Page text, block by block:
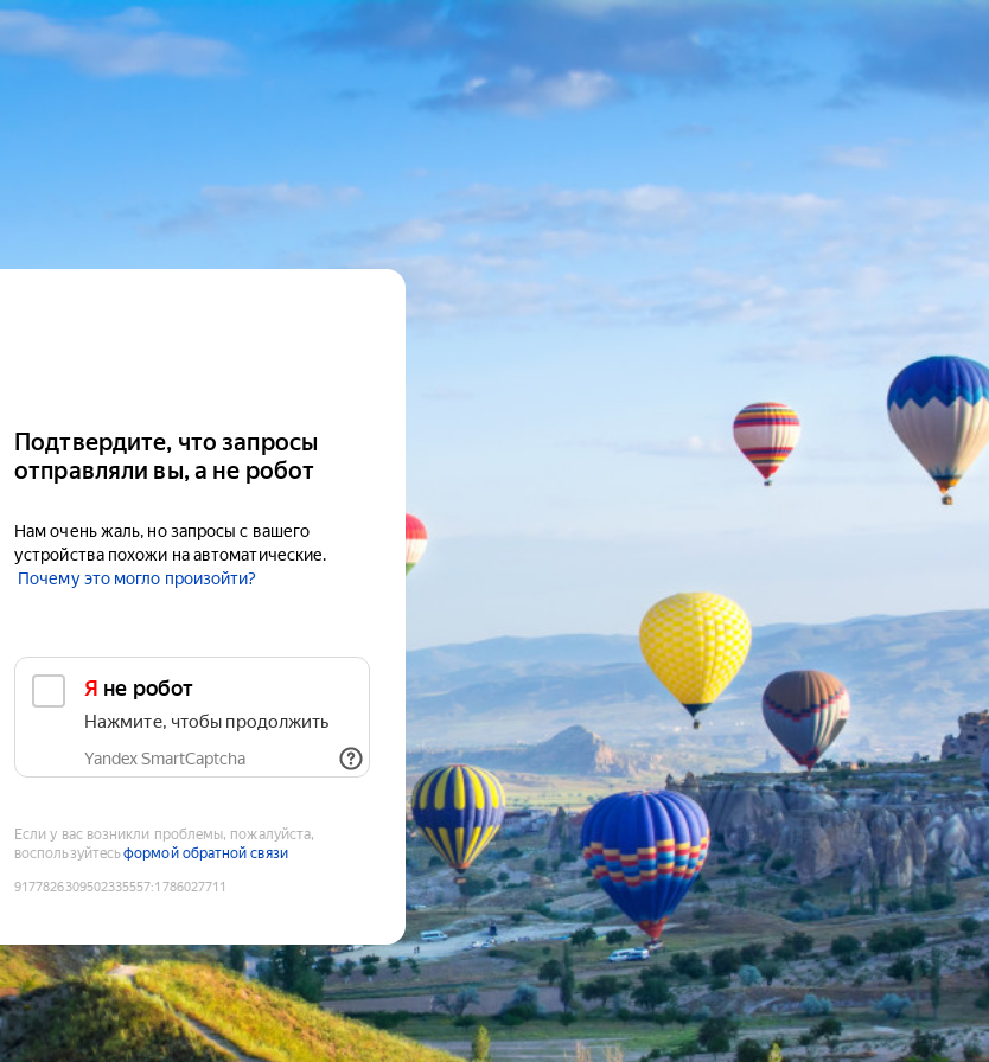
Подтвердите, что запросы
отправляли вы, а не робот
Нам очень жаль, но запросы с вашего
устройства похожи на автоматические.
Почему это могло произойти?
Я не робот
Нажмите, чтобы продолжить
Yandex SmartCaptcha
Если у вас возникли проблемы, пожалуйста,
воспользуйтесьформой обратной связи
9177826309502335557:1786027711